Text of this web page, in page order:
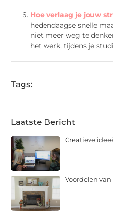
Hoe verlaag je jouw
hedendaagse snelle
niet meer weg te
het werk, tijdens je
Tags:
Laatste Bericht
Creatieve
Voordelen